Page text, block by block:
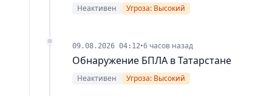
Неактивен Угроза: Высокий
09.08.2026 04:12•6 часов назад
Обнаружение БПЛА в Татарстане
Неактивен Угроза: Высокий